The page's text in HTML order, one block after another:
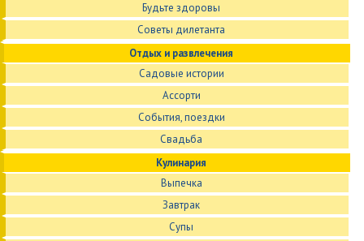
Будьте здоровы
Советы дилетанта
Отдых и развлечения
Садовые истории
Ассорти
События, поездки
Свадьба
Кулинария
Выпечка
Завтрак
Супы